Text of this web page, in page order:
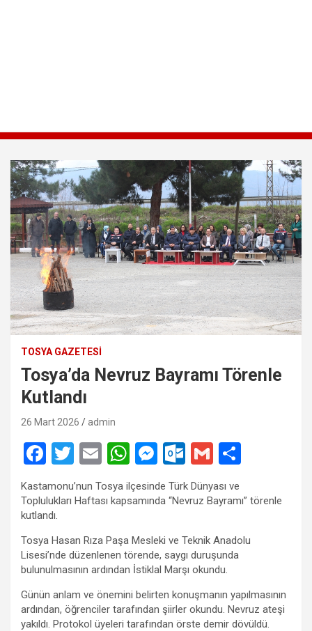
TOSYA GAZETESI
Tosya’da Nevruz Bayramı Törenle
Kutlandı
26 Mart 2026 admin
F
ce
b
o
o
k
T
wi
tt
E
ail
W
at
A
p
p
M
es
se
g
er
O
ut
lo
k.
c
o
m
G
ail ar
Kastamonu’nun Tosya ilçesinde Türk Dünyası ve
Toplulukları Haftası kapsamında “Nevruz Bayramı” törenle
kutlandı.
Tosya Hasan Rıza Paşa Mesleki ve Teknik Anadolu
Lisesi’nde düzenlenen törende, saygı duruşunda
bulunulmasının ardından İstiklal Marşı okundu.
Günün anlam ve önemini belirten konuşmanın yapılmasının
ardından, öğrenciler tarafından şiirler okundu. Nevruz ateşi
yakıldı. Protokol üyeleri tarafından örste demir dövüldü.